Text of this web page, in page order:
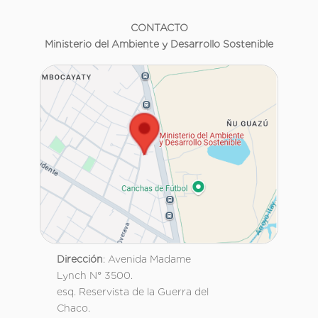
CONTACTO
Ministerio del Ambiente y Desarrollo Sostenible
Dirección: Avenida Madame
Lynch N° 3500.
esq. Reservista de la Guerra del
Chaco.